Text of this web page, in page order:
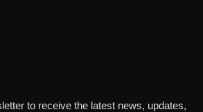
to receive the latest news, updates,